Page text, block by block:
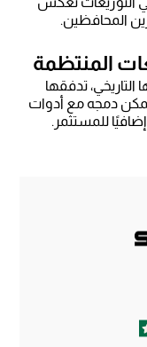
المحافظين.
المنتظمة
تدفقها
يمكن دمجه مع أدوات
إضافيًا للمستثمر.